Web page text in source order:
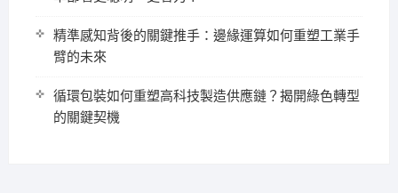
精準感知背後的關鍵推手：邊緣運算如何重塑工業手
臂的未來
循環包裝如何重塑高科技製造供應鏈？揭開綠色轉型
的關鍵契機